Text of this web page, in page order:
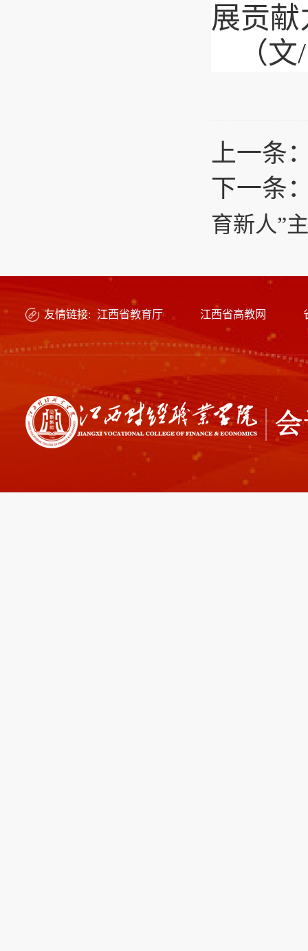
展贡
（
上一条
下一条
育新人”
友情链接: 江西省教育厅 江西省高教网